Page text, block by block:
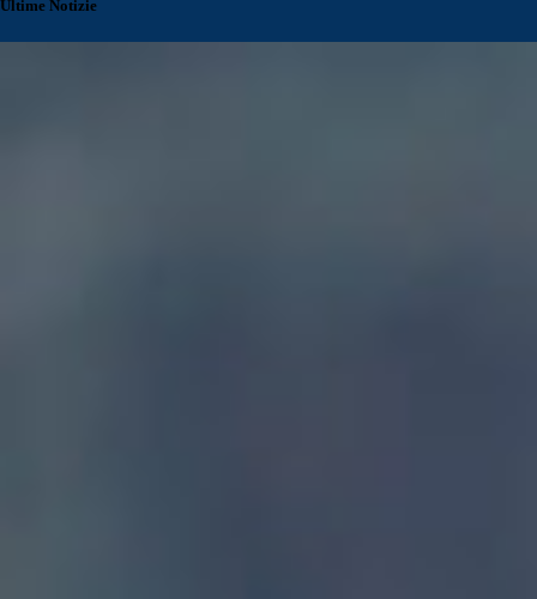
Ultime Notizie